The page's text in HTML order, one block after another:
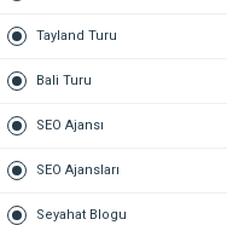
Tayland Turu
Bali Turu
SEO Ajansı
SEO Ajansları
Seyahat Blogu